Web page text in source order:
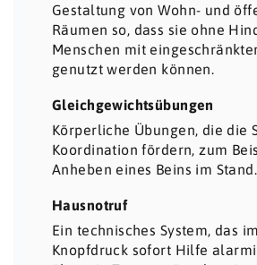
Gestaltung von Wohn- und
Räumen so, dass sie ohne
Menschen mit
genutzt werden können.
Gleichgewichtsübungen
Körperliche Übungen, die die
Koordination fördern, zum
Anheben eines Beins im Stand.
Hausnotruf
Ein technisches System, das
Knopfdruck sofort Hilfe